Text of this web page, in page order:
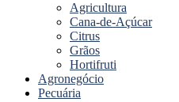
Agricultura
Cana-de-Açúcar
Citrus
Grãos
Hortifruti
Agronegócio
Pecuária